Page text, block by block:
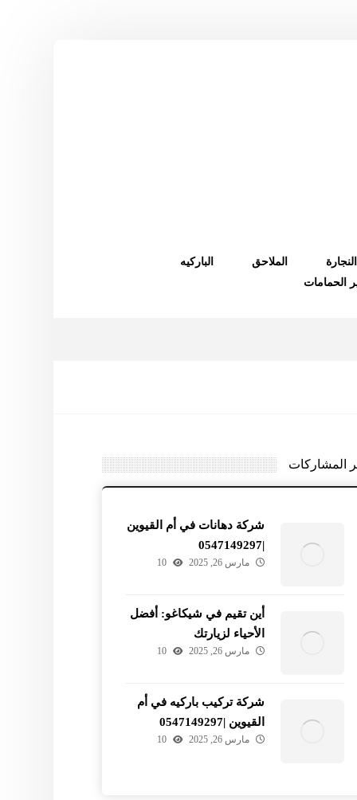
النجارة الملاحق
الباركيه
الحمامات
المشاركات
شركة دهانات في أم القيوين
|0547149297
مارس 26, 2025 10
أين تقيم في شيكاغو: أفضل
الأحياء لزيارتك
مارس 26, 2025 10
شركة تركيب باركيه في أم
القيوين |0547149297
مارس 26, 2025 10